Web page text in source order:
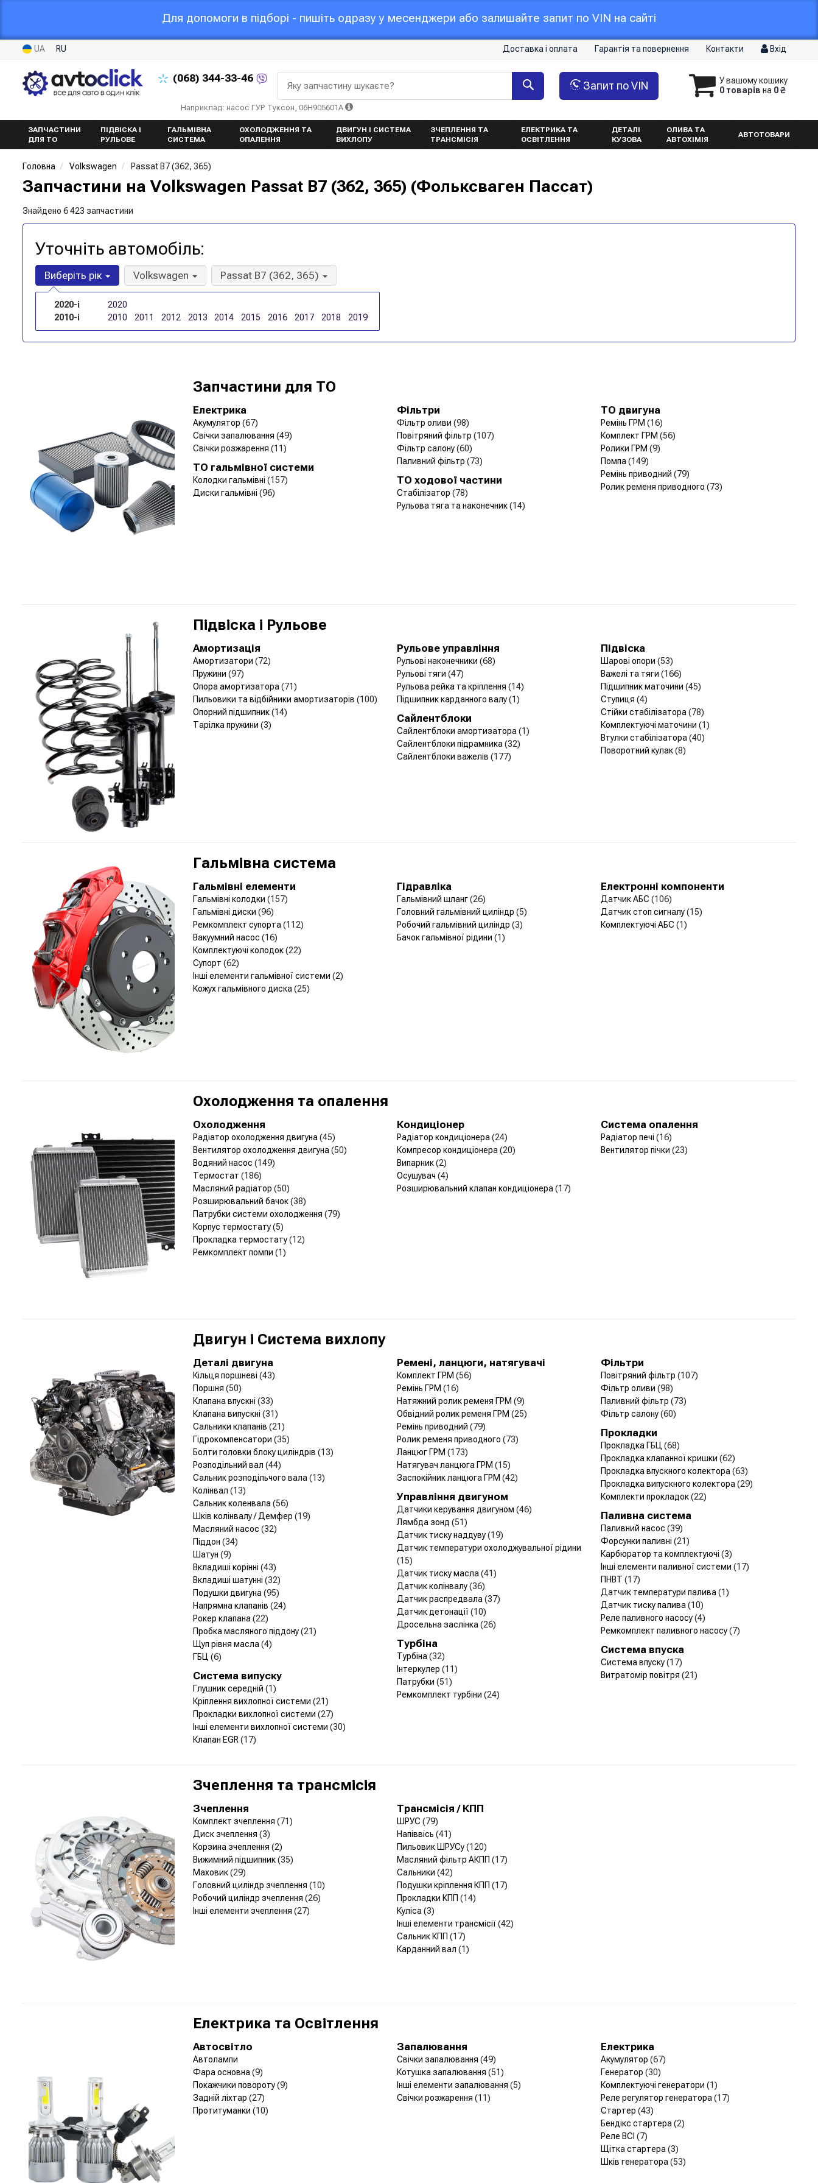
Для допомоги в підборі - пишіть одразу у месенджери або залишайте запит по VIN на сайті
UA RU Доставка і оплата Гарантія та повернення Контакти Вхід
(068) 344-33-46
У вашому кошику
0 товарів на 0 ₴
Запит по VIN
Яку запчастину шукаєте?
Наприклад: насос ГУР Туксон, 06H905601A
ЗАПЧАСТИНИ
ДЛЯ ТО
ПІДВІСКА І
РУЛЬОВЕ
ГАЛЬМІВНА
СИСТЕМА
ОХОЛОДЖЕННЯ ТА
ОПАЛЕННЯ
ДВИГУН І СИСТЕМА
ВИХЛОПУ
ЗЧЕПЛЕННЯ ТА
ТРАНСМІСІЯ
ЕЛЕКТРИКА ТА
ОСВІТЛЕННЯ
ДЕТАЛІ
КУЗОВА
ОЛИВА ТА
АВТОХІМІЯ
АВТОТОВАРИ
Головна Volkswagen Passat B7 (362, 365)
Запчастини на Volkswagen Passat B7 (362, 365) (Фольксваген Пассат)
Знайдено 6 423 запчастини
Уточніть автомобіль:
Виберіть рік
2020-і
2020
2010-і
2010 2011 2012 2013 2014 2015 2016 2017 2018 2019
Volkswagen Passat B7 (362, 365)
Запчастини для ТО
Електрика
Акумулятор (67)
Свічки запалювання (49)
Свічки розжарення (11)
Фільтри
Фільтр оливи (98)
Повітряний фільтр (107)
Фільтр салону(60)
Паливний фільтр (73)
ТО двигуна
Ремінь ГРМ (16)
Комплект ГРМ (56)
Ролики ГРМ (9)
Помпа (149)
Ремінь приводний (79)
Ролик ременя приводного (73)
ТО гальмівної системи
Колодки гальмівні (157)
Диски гальмівні (96)
ТО ходової частини
Стабілізатор (78)
Рульова тяга та наконечник(14)
Підвіска і Рульове
Амортизація
Амортизатори (72)
Пружини (97)
Опора амортизатора (71)
Пильовики та відбійники амортизаторів (100)
Опорний підшипник(14)
Тарілка пружини (3)
Рульове управління
Рульові наконечники (68)
Рульові тяги (47)
Рульова рейка та кріплення (14)
Підшипник карданного валу(1)
Підвіска
Шарові опори (53)
Важелі та тяги (166)
Підшипник маточини (45)
Ступиця (4)
Стійки стабілізатора (78)
Комплектуючі маточини (1)
Втулки стабілізатора (40)
Поворотний кулак(8)
Сайлентблоки
Сайлентблоки амортизатора (1)
Сайлентблоки підрамника (32)
Сайлентблоки важелів (177)
Гальмівна система
Гальмівні елементи
Гальмівні колодки (157)
Гальмівні диски (96)
Ремкомплект супорта (112)
Вакуумний насос (16)
Комплектуючі колодок(22)
Супорт (62)
Інші елементи гальмівної системи (2)
Кожух гальмівного диска (25)
Гідравліка
Гальмівний шланг(26)
Головний гальмівний циліндр (5)
Робочий гальмівний циліндр (3)
Бачок гальмівної рідини (1)
Електронні компоненти
Датчик АБС (106)
Датчик стоп сигналу(15)
Комплектуючі АБС (1)
Охолодження та опалення
Охолодження
Радіатор охолодження двигуна (45)
Вентилятор охолодження двигуна (50)
Водяний насос (149)
Термостат (186)
Масляний радіатор (50)
Розширювальний бачок(38)
Патрубки системи охолодження (79)
Корпус термостату(5)
Прокладка термостату(12)
Ремкомплект помпи (1)
Кондиціонер
Радіатор кондиціонера (24)
Компресор кондиціонера (20)
Випарник(2)
Осушувач (4)
Розширювальний клапан кондиціонера (17)
Система опалення
Радіатор печі (16)
Вентилятор пічки (23)
Двигун і Система вихлопу
Деталі двигуна
Кільця поршневі (43)
Поршня (50)
Клапана впускні (33)
Клапана випускні (31)
Сальники клапанів (21)
Гідрокомпенсатори (35)
Болти головки блоку циліндрів (13)
Розподільний вал (44)
Сальник розподільчого вала (13)
Колінвал (13)
Сальник коленвала (56)
Шків колінвалу / Демфер (19)
Масляний насос (32)
Піддон (34)
Шатун (9)
Вкладиші корінні (43)
Вкладиші шатунні (32)
Подушки двигуна (95)
Напрямна клапанів (24)
Рокер клапана (22)
Пробка масляного піддону(21)
Щуп рівня масла (4)
ГБЦ (6)
Ремені, ланцюги, натягувачі
Комплект ГРМ (56)
Ремінь ГРМ (16)
Натяжний ролик ременя ГРМ (9)
Обвідний ролик ременя ГРМ (25)
Ремінь приводний (79)
Ролик ременя приводного (73)
Ланцюг ГРМ (173)
Натягувач ланцюга ГРМ (15)
Заспокійник ланцюга ГРМ (42)
Фільтри
Повітряний фільтр (107)
Фільтр оливи (98)
Паливний фільтр (73)
Фільтр салону(60)
Прокладки
Прокладка ГБЦ (68)
Прокладка клапанної кришки (62)
Прокладка впускного колектора (63)
Прокладка випускного колектора (29)
Комплекти прокладок(22)
Управління двигуном
Датчики керування двигуном (46)
Лямбда зонд (51)
Датчик тиску наддуву(19)
Датчик температури охолоджувальної рідини
(15)
Датчик тиску масла (41)
Датчик колінвалу(36)
Датчик распредвала (37)
Датчик детонації (10)
Дросельна заслінка (26)
Паливна система
Паливний насос (39)
Форсунки паливні (21)
Карбюратор та комплектуючі (3)
Інші елементи паливної системи (17)
ПНВТ (17)
Датчик температури палива (1)
Датчик тиску палива (10)
Реле паливного насосу(4)
Ремкомплект паливного насосу(7)
Турбіна
Турбіна (32)
Інтеркулер (11)
Патрубки (51)
Ремкомплект турбіни (24)
Система впуска
Система впуску(17)
Витратомір повітря (21)
Система випуску
Глушник середній (1)
Кріплення вихлопної системи (21)
Прокладки вихлопної системи (27)
Інші елементи вихлопної системи (30)
Клапан EGR (17)
Зчеплення та трансмісія
Зчеплення
Комплект зчеплення (71)
Диск зчеплення (3)
Корзина зчеплення (2)
Вижимний підшипник(35)
Маховик(29)
Головний циліндр зчеплення (10)
Робочий циліндр зчеплення (26)
Інші елементи зчеплення (27)
Трансмісія / КПП
ШРУС (79)
Напіввісь (41)
Пильовик ШРУСу(120)
Масляний фільтр АКПП (17)
Сальники (42)
Подушки кріплення КПП (17)
Прокладки КПП (14)
Куліса (3)
Інші елементи трансмісії (42)
Сальник КПП (17)
Карданний вал (1)
Електрика та Освітлення
Автосвітло
Автолампи
Фара основна (9)
Покажчики повороту(9)
Задній ліхтар (27)
Протитуманки (10)
Запалювання
Свічки запалювання (49)
Котушка запалювання (51)
Інші елементи запалювання (5)
Свічки розжарення (11)
Електрика
Акумулятор (67)
Генератор (30)
Комплектуючі генератори (1)
Реле регулятор генератора (17)
Стартер (43)
Бендікс стартера (2)
Реле ВСІ (7)
Щітка стартера (3)
Шків генератора (53)